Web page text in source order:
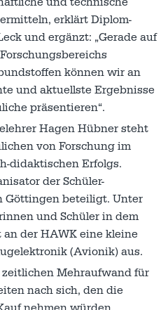
erklärt Diplom-
und ergänzt: „Gerade auf
können wir an
und aktuellste Ergebnisse
präsentieren“.
Hagen Hübner steht
von Forschung im
didaktischen Erfolgs.
der Schüler-
Göttingen beteiligt. Unter
und Schüler in dem
der HAWK eine kleine
(Avionik) aus.
Mehraufwand für
nach sich, den die